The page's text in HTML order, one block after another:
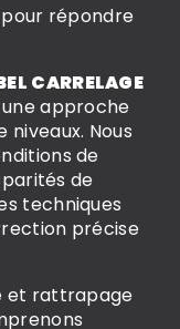
répondre
CARRELAGE
approche
Nous
de
de
techniques
précise
et rattrapage